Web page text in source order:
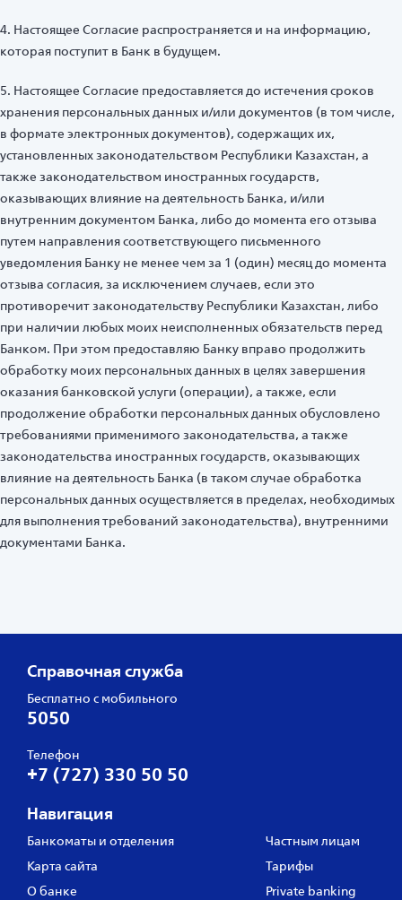
4. Настоящее Согласие распространяется и на информацию,
которая поступит в Банк в будущем.
5. Настоящее Cогласие предоставляется до истечения сроков
хранения персональных данных и/или документов (в том числе,
в формате электронных документов), содержащих их,
установленных законодательством Республики Казахстан, а
также законодательством иностранных государств,
оказывающих влияние на деятельность Банка, и/или
внутренним документом Банка, либо до момента его отзыва
путем направления соответствующего письменного
уведомления Банку не менее чем за 1 (один) месяц до момента
отзыва согласия, за исключением случаев, если это
противоречит законодательству Республики Казахстан, либо
при наличии любых моих неисполненных обязательств перед
Банком. При этом предоставляю Банку вправо продолжить
обработку моих персональных данных в целях завершения
оказания банковской услуги (операции), а также, если
продолжение обработки персональных данных обусловлено
требованиями применимого законодательства, а также
законодательства иностранных государств, оказывающих
влияние на деятельность Банка (в таком случае обработка
персональных данных осуществляется в пределах, необходимых
для выполнения требований законодательства), внутренними
документами Банка.
Справочная служба
Бесплатно с мобильного
5050
Телефон
+7 (727) 330 50 50
Навигация
Банкоматы и отделения
Карта сайта
О банке
Частным лицам
Тарифы
Private banking